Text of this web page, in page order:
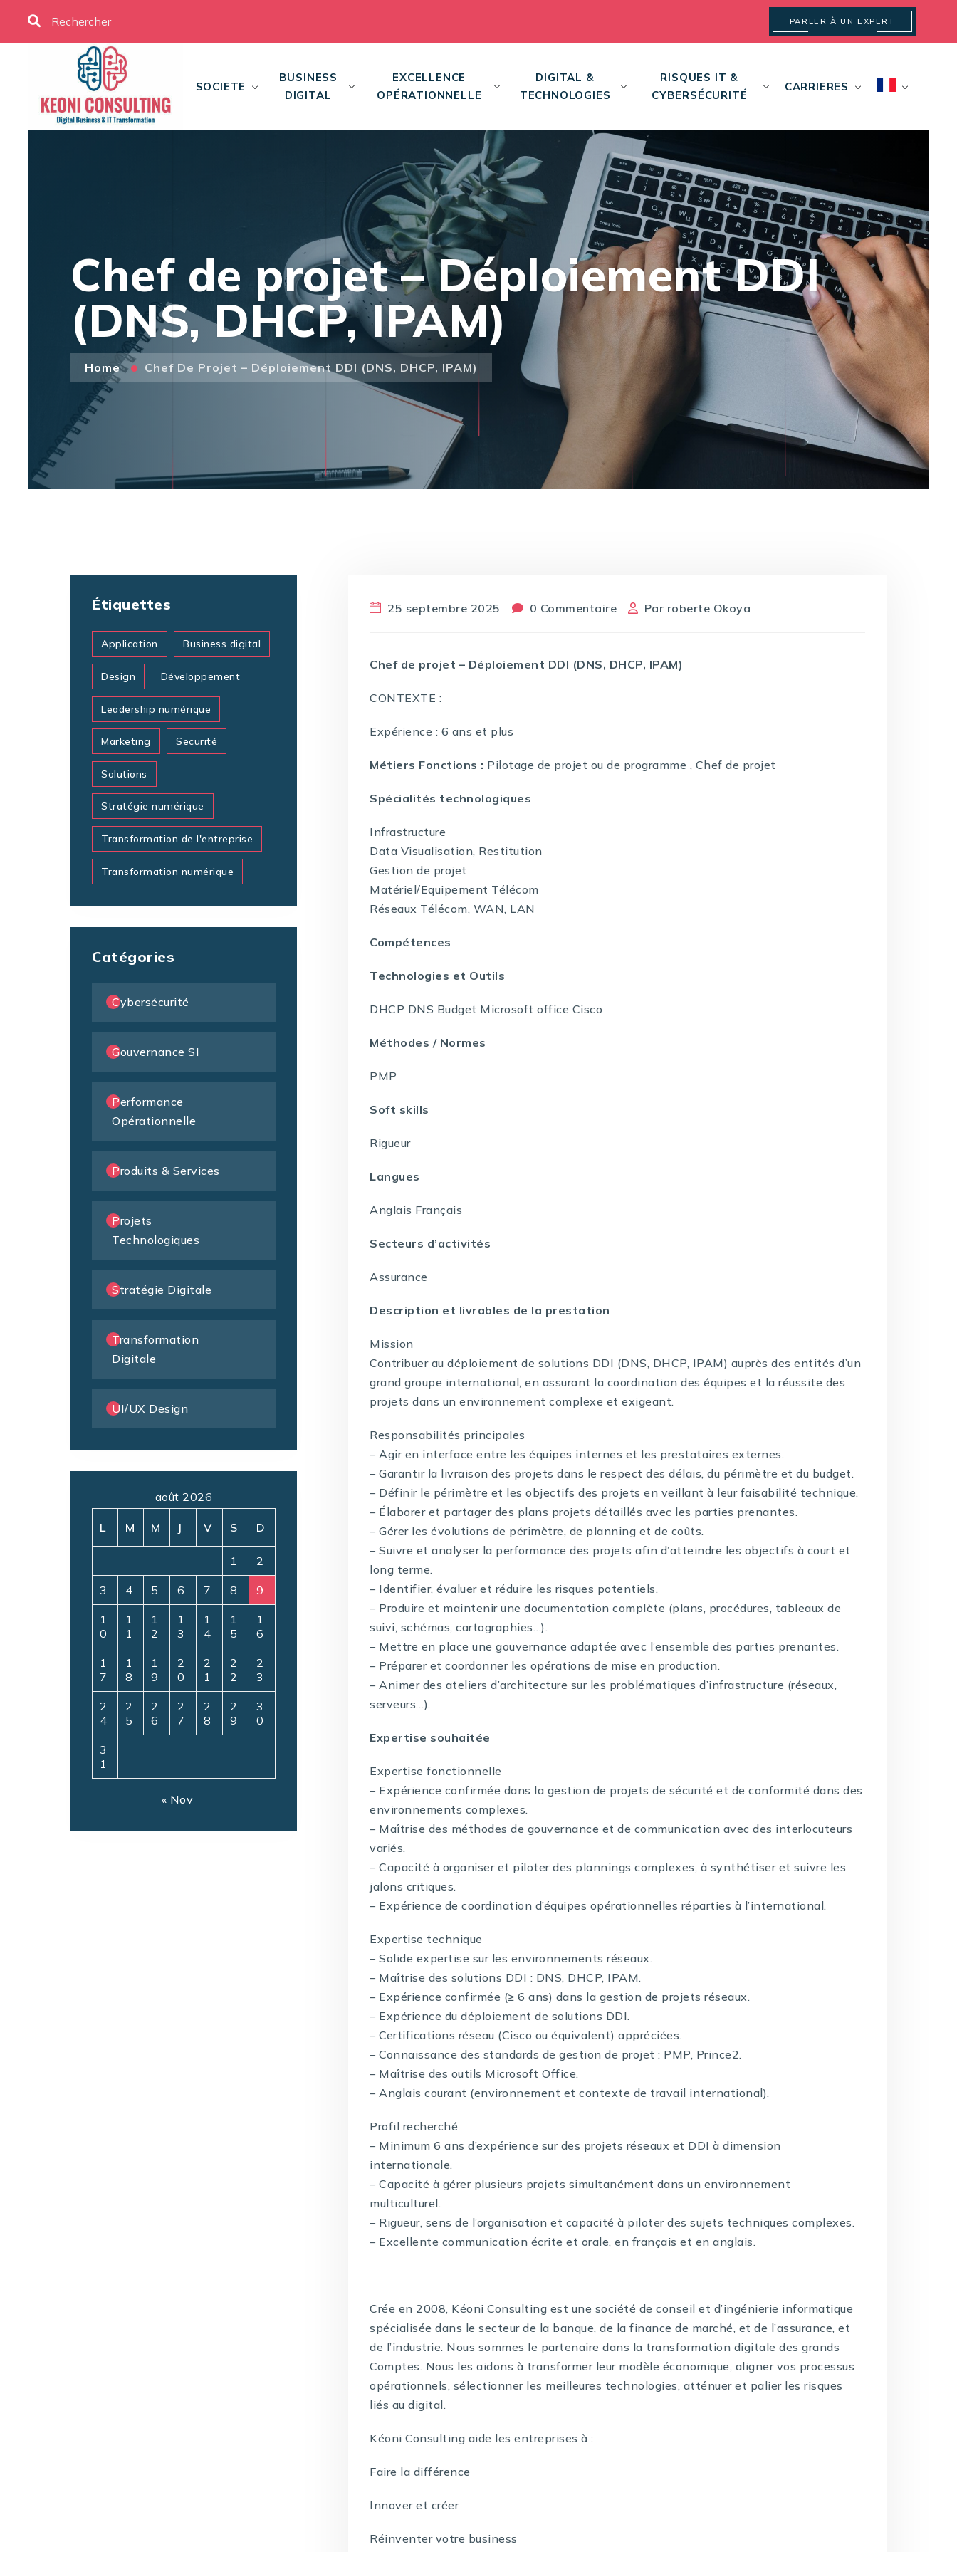
PARLER À UN EXPERT
SOCIETE
BUSINESS
DIGITAL
EXCELLENCE
OPÉRATIONNELLE
DIGITAL &
TECHNOLOGIES
RISQUES IT &
CYBERSÉCURITÉ
CARRIERES
Chef de projet – Déploiement DDI
(DNS, DHCP, IPAM)
Home Chef De Projet – Déploiement DDI (DNS, DHCP, IPAM)
25 septembre 2025 0 Commentaire Par roberte Okoya
Chef de projet – Déploiement DDI (DNS, DHCP, IPAM)
CONTEXTE :
Expérience : 6 ans et plus
Métiers Fonctions : Pilotage de projet ou de programme , Chef de projet
Spécialités technologiques
Infrastructure
Data Visualisation, Restitution
Gestion de projet
Matériel/Equipement Télécom
Réseaux Télécom, WAN, LAN
Compétences
Technologies et Outils
DHCP DNS Budget Microsoft office Cisco
Méthodes / Normes
PMP
Soft skills
Rigueur
Langues
Anglais Français
Secteurs d’activités
Assurance
Description et livrables de la prestation
Mission
Contribuer au déploiement de solutions DDI (DNS, DHCP, IPAM) auprès des entités d’un
grand groupe international, en assurant la coordination des équipes et la réussite des
projets dans un environnement complexe et exigeant.
Responsabilités principales
– Agir en interface entre les équipes internes et les prestataires externes.
– Garantir la livraison des projets dans le respect des délais, du périmètre et du budget.
– Définir le périmètre et les objectifs des projets en veillant à leur faisabilité technique.
– Élaborer et partager des plans projets détaillés avec les parties prenantes.
– Gérer les évolutions de périmètre, de planning et de coûts.
– Suivre et analyser la performance des projets afin d’atteindre les objectifs à court et
long terme.
– Identifier, évaluer et réduire les risques potentiels.
– Produire et maintenir une documentation complète (plans, procédures, tableaux de
suivi, schémas, cartographies…).
– Mettre en place une gouvernance adaptée avec l’ensemble des parties prenantes.
– Préparer et coordonner les opérations de mise en production.
– Animer des ateliers d’architecture sur les problématiques d’infrastructure (réseaux,
serveurs…).
Expertise souhaitée
Expertise fonctionnelle
– Expérience confirmée dans la gestion de projets de sécurité et de conformité dans des
environnements complexes.
– Maîtrise des méthodes de gouvernance et de communication avec des interlocuteurs
variés.
– Capacité à organiser et piloter des plannings complexes, à synthétiser et suivre les
jalons critiques.
– Expérience de coordination d’équipes opérationnelles réparties à l’international.
Expertise technique
– Solide expertise sur les environnements réseaux.
– Maîtrise des solutions DDI : DNS, DHCP, IPAM.
– Expérience confirmée (≥ 6 ans) dans la gestion de projets réseaux.
– Expérience du déploiement de solutions DDI.
– Certifications réseau (Cisco ou équivalent) appréciées.
– Connaissance des standards de gestion de projet : PMP, Prince2.
– Maîtrise des outils Microsoft Office.
– Anglais courant (environnement et contexte de travail international).
Profil recherché
– Minimum 6 ans d’expérience sur des projets réseaux et DDI à dimension
internationale.
– Capacité à gérer plusieurs projets simultanément dans un environnement
multiculturel.
– Rigueur, sens de l’organisation et capacité à piloter des sujets techniques complexes.
– Excellente communication écrite et orale, en français et en anglais.
Crée en 2008, Kéoni Consulting est une société de conseil et d’ingénierie informatique
spécialisée dans le secteur de la banque, de la finance de marché, et de l’assurance, et
de l’industrie. Nous sommes le partenaire dans la transformation digitale des grands
Comptes. Nous les aidons à transformer leur modèle économique, aligner vos processus
opérationnels, sélectionner les meilleures technologies, atténuer et palier les risques
liés au digital.
Kéoni Consulting aide les entreprises à :
Faire la différence
Innover et créer
Réinventer votre business
Étiquettes
Application Business digital
Design Développement
Leadership numérique
Marketing Securité
Solutions
Stratégie numérique
Transformation de l'entreprise
Transformation numérique
Catégories
Cybersécurité
Gouvernance SI
Performance
Opérationnelle
Produits & Services
Projets
Technologiques
Stratégie Digitale
Transformation
Digitale
UI/UX Design
août 2026
L M M J V S D
1 2
3 4 5 6 7 8 9
1
0
1
1
1
2
1
3
1
4
1
5
1
6
1
7
1
8
1
9
2
0
2
1
2
2
2
3
2
4
2
5
2
6
2
7
2
8
2
9
3
0
3
1
« Nov